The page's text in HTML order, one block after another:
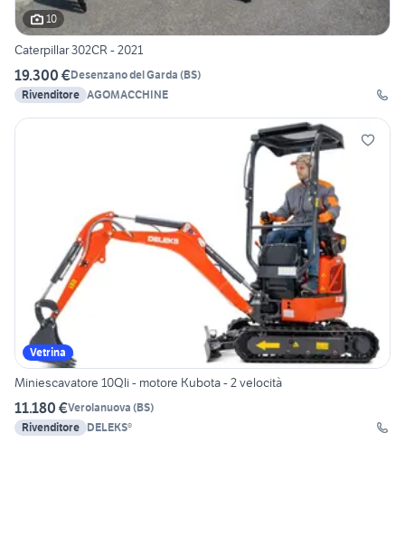
10
Caterpillar 302CR - 2021
19.300 €Desenzano del Garda (BS)
Rivenditore AGOMACCHINE
Vetrina
Miniescavatore 10Qli - motore Kubota - 2 velocità
11.180 €Verolanuova (BS)
Rivenditore DELEKS®